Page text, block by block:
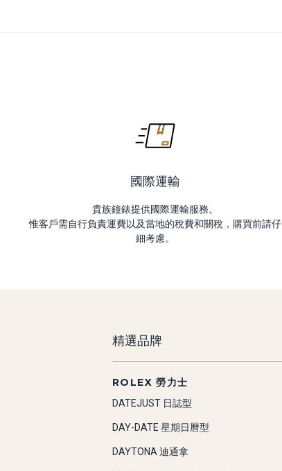
國際運輸
貴族鐘錶提供國際運輸服務。
惟客戶需自行負責運費以及當地的稅費和關稅，購買前請仔
細考慮。
精選品牌
ROLEX 勞力士
DATEJUST 日誌型
DAY-DATE 星期日曆型
DAYTONA 迪通拿